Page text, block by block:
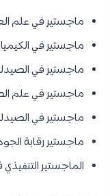
ماجستير في علم
ماجستير في
ماجستير في
ماجستير في علم
ماجستير في
ماجستير رقابة
الماجستير